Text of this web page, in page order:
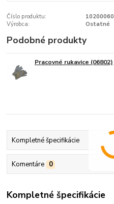
Číslo produktu:
10200060
Výrobca:
Ostatné
Podobné produkty
Pracovné rukavice (06802)
Kompletné špecifikácie
Komentáre 0
Kompletné špecifikácie